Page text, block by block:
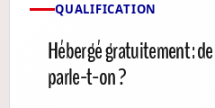
QUALIFICATION
Hébergé gratuitement :
parle-t-on ?